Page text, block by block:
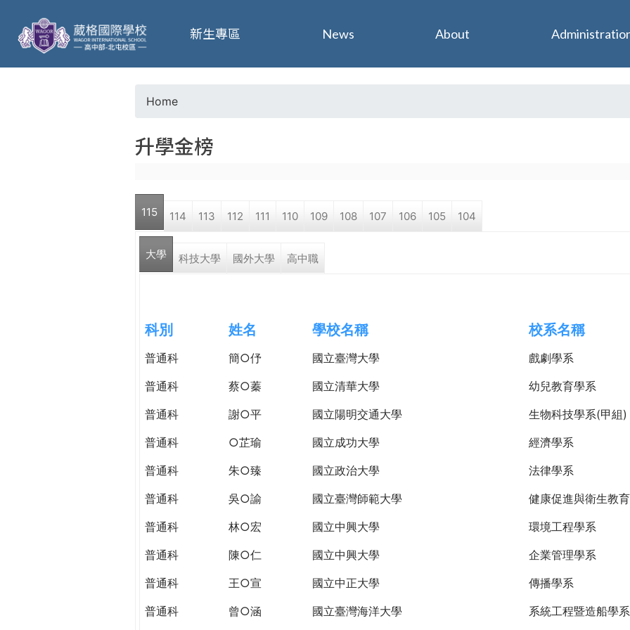
葳
格
o
u
a
r
h
e
r
Home
升學金榜
115 114 113 112 111 110 109 108 107 106 105 104
大學 科技大學 國外大學 高中職
科別 姓名 學校名稱 校系名稱
普通科 簡○伃 國立臺灣大學
戲劇學系
普通科
蔡○蓁 國立清華大學
幼兒教育學系
普通科
謝○平 國立陽明交通大學
生物科技學系(甲組)
普通科
○芷瑜 國立成功大學
經濟學系
普通科
朱○臻 國立政治大學
法律學系
普通科
吳○諭 國立臺灣師範大學
健康促進與衛生教
普通科
林○宏 國立中興大學
環境工程學系
普通科
陳○仁 國立中興大學
企業管理學系
普通科
王○宣 國立中正大學
傳播學系
普通科
曾○涵 國立臺灣海洋大學 系統工程暨造船學系
新生專區 News About